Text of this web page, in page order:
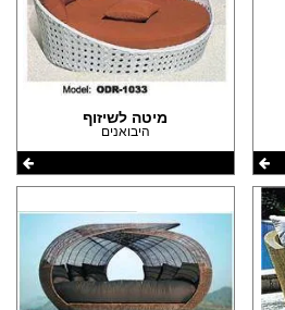
מיטה לשיזוף
היבואנים